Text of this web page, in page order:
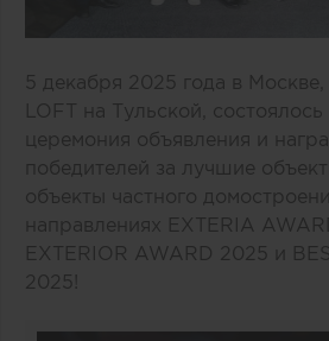
5 декабря 2025 года в Москве,
LOFT на Тульской,
церемония объявления и
победителей за лучшие
объекты частного
направлениях EXTERIA
EXTERIOR AWARD 2025 и
2025!